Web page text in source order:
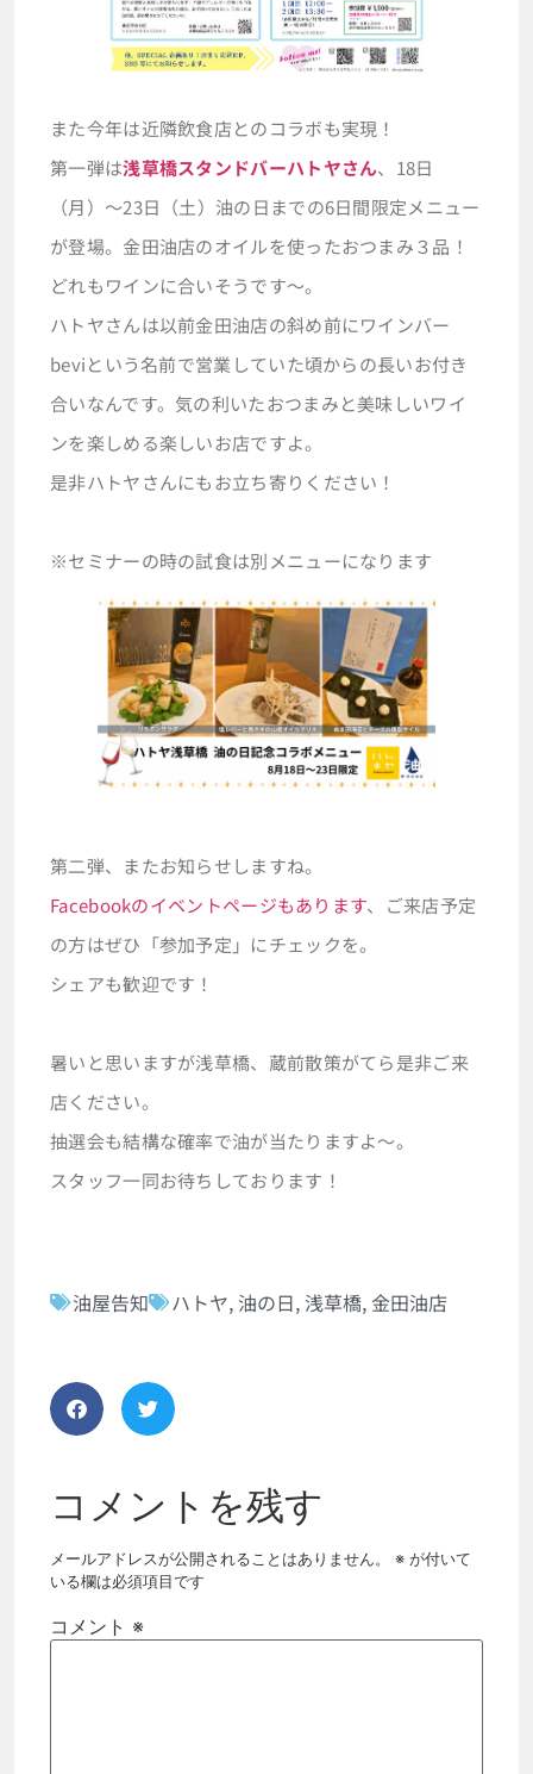
また今年は近隣飲食店とのコラボも実現！
第一弾は浅草橋スタンドバーハトヤさん、18日
（月）～23日（土）油の日までの6日間限定メニュー
が登場。金田油店のオイルを使ったおつまみ３品！
どれもワインに合いそうです～。
ハトヤさんは以前金田油店の斜め前にワインバー
beviという名前で営業していた頃からの長いお付き
合いなんです。気の利いたおつまみと美味しいワイ
ンを楽しめる楽しいお店ですよ。
是非ハトヤさんにもお立ち寄りください！
※セミナーの時の試食は別メニューになります
第二弾、またお知らせしますね。
Facebookのイベントページもあります、ご来店予定
の方はぜひ「参加予定」にチェックを。
シェアも歓迎です！
暑いと思いますが浅草橋、蔵前散策がてら是非ご来
店ください。
抽選会も結構な確率で油が当たりますよ～。
スタッフ一同お待ちしております！
油屋告知 ハトヤ, 油の日, 浅草橋,金田油店
コメントを残す
メールアドレスが公開されることはありません。 ※ が付いて
いる欄は必須項目です
コメント ※